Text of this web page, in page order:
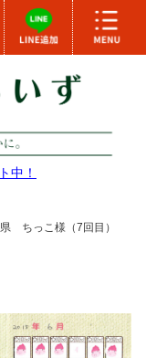
中！
ちっこ様（7回目）